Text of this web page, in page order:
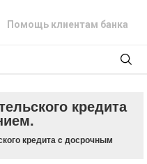
Помощь клиентам банка
кредита
кредита c досрочным